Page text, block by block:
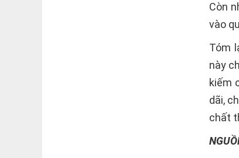
Còn
vào
Tóm
này
kiếm
dãi,
chất